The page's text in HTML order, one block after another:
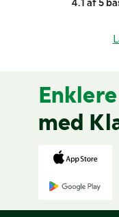
4.1 af 5
Enklere
med